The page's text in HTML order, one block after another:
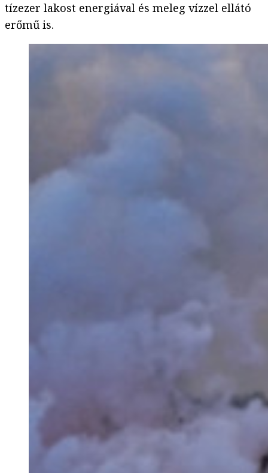
tízezer lakost energiával és meleg vízzel ellátó
erőmű is.